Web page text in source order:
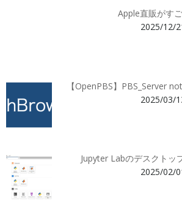
Apple直販がす
2025/12/
【OpenPBS】PBS_Server
2025/03/
Jupyter Labのデスクトッ
2025/02/